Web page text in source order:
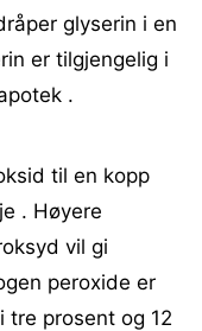
glyserin i en
er tilgjengelig i
.
til en kopp
. Høyere
vil gi
peroxide er
tre prosent og 12